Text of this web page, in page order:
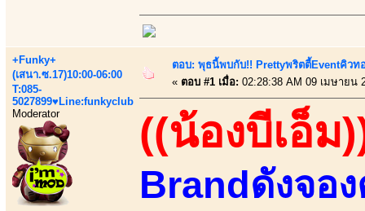
+Funky+
(เสนา.ซ.17)10:00-06:00
T:085-
5027899♥Line:funkyclub
Moderator
ตอบ: พุธนี้พบกับ!! Prettyพริตตี้Eventคิวท
« ตอบ #1 เมื่อ: 02:28:38 AM 09 เมษายน
((น้องบีเอ็ม
Brandดังจอ